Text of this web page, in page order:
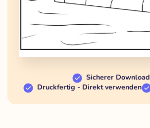
Sicherer Download
Druckfertig - Direkt verwenden